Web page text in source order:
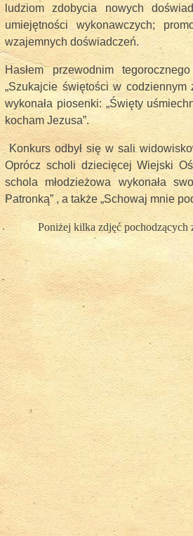
Msza św. w intencji ruchu
Święto dziecięcej Radości - Dzień
Nauka gry na tradycyjnych
ludziom zdobycia nowych
umiejętności wykonawczych;
wzajemnych doświadczeń.
Hasłem przewodnim
„Szukajcie świętości w
wykonała piosenki: „Święty
kocham Jezusa”.
Konkurs odbył się w sali
Oprócz scholi dziecięcej Wiejski
schola młodzieżowa wykonała
Patronką” , a także „Schowaj mnie
Poniżej kilka zdjęć